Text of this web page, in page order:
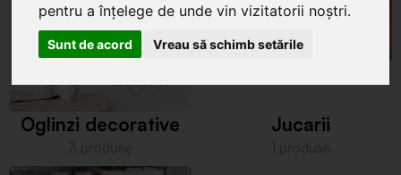
pentru a înțelege de unde vin vizitatorii noștri.
Sunt de acord Vreau să schimb setările
Oglinzi decorative Jucarii